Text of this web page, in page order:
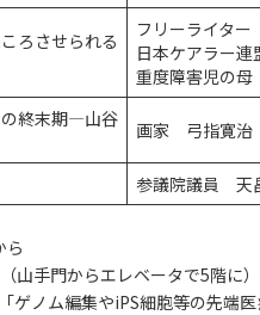
ろさせられる
フリーライター
日本ケアラー連
重度障害児の
の終末期―山谷
画家 弓指寛治
参議院議員 天
ら
手門からエレベータで5階に）
ゲノム編集やiPS細胞等の先端